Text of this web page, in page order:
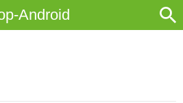
Android